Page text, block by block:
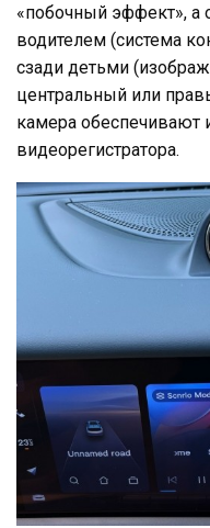
«побочный эффект», а
водителем (система
сзади детьми
центральный или
камера
видеорегистратора.